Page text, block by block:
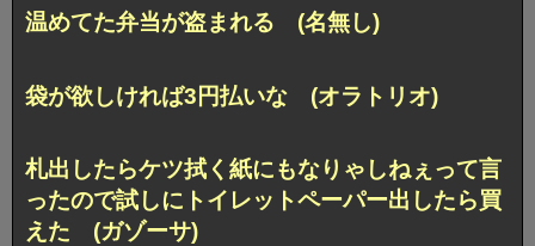
温めてた弁当が盗まれる (名無し)
袋が欲しければ3円払いな (オラトリオ)
札出したらケツ拭く紙にもなりゃしねぇって言
ったので試しにトイレットペーパー出したら買
えた (ガゾーサ)